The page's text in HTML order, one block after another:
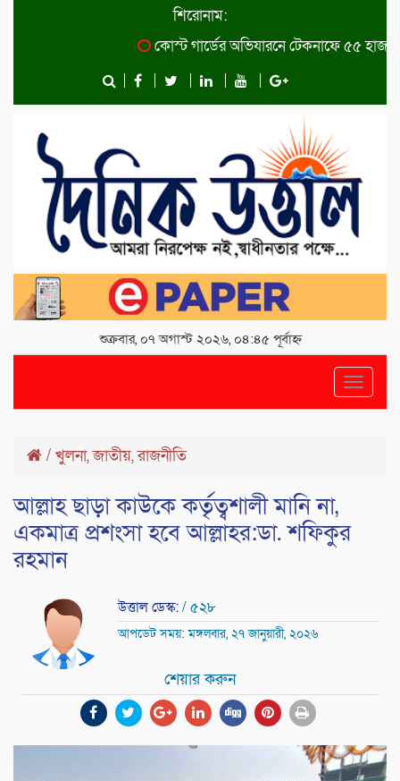
শিরোনাম:
কোস্ট গার্ডের অভিযারনে টেকনাফে ৫৫ হাজার পিস
শুক্রবার, ০৭ অগাস্ট ২০২৬, ০৪:৪৫ পূর্বাহ্ন
Toggle
/ খুলনা,জাতীয়,রাজনীতি
আল্লাহ ছাড়া কাউকে কর্তৃত্বশালী মানি না,
একমাত্র প্রশংসা হবে আল্লাহর:ডা. শফিকুর
রহমান
উত্তাল ডেস্ক:/ ৫২৮
আপডেট সময়: মঙ্গলবার, ২৭ জানুয়ারী, ২০২৬
শেয়ার করুন